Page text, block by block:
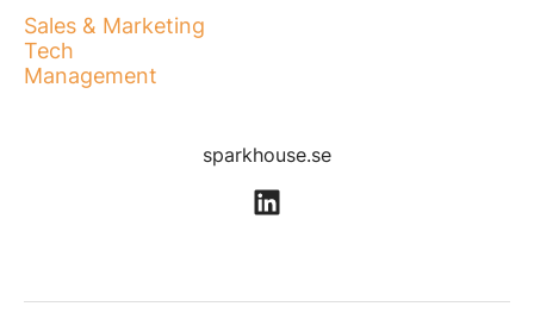
Sales & Marketing
Tech
Management
sparkhouse.se